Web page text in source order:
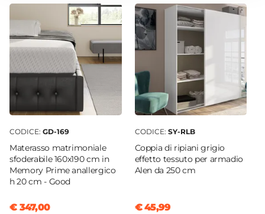
CODICE: GD-169
Materasso matrimoniale
sfoderabile 160x190 cm in
Memory Prime anallergico
h 20 cm - Good
€ 347,00
CODICE: SY-RLB
Coppia di ripiani grigio
effetto tessuto per armadio
Alen da 250 cm
€ 45,99